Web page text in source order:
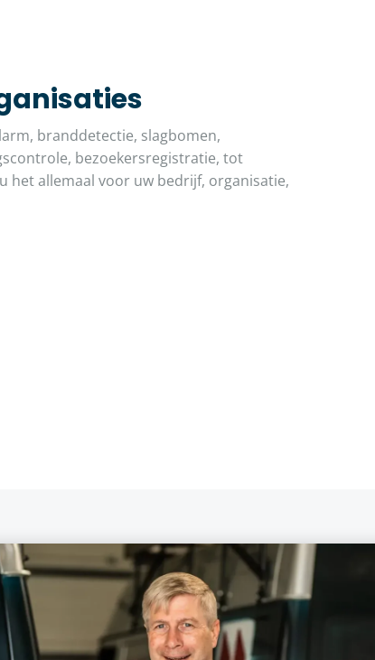
branddetectie, slagbomen,
bezoekersregistratie, tot
het allemaal voor uw bedrijf, organisatie,